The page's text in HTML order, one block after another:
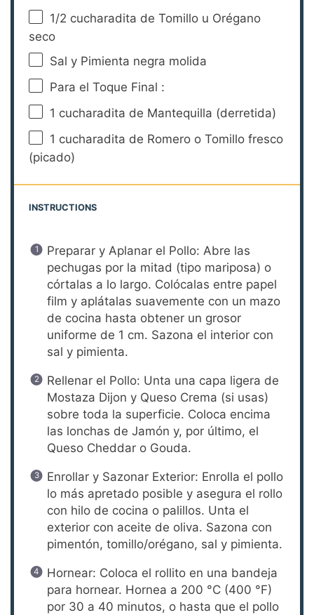
1/2 cucharadita de Tomillo u Orégano
seco
Sal y Pimienta negra molida
Para el Toque Final :
1 cucharadita de Mantequilla (derretida)
1 cucharadita de Romero o Tomillo fresco
(picado)
INSTRUCTIONS
Preparar y Aplanar el Pollo: Abre las
pechugas por la mitad (tipo mariposa) o
córtalas a lo largo. Colócalas entre papel
film y aplátalas suavemente con un mazo
de cocina hasta obtener un grosor
uniforme de 1 cm. Sazona el interior con
sal y pimienta.
Rellenar el Pollo: Unta una capa ligera de
Mostaza Dijon y Queso Crema (si usas)
sobre toda la superficie. Coloca encima
las lonchas de Jamón y, por último, el
Queso Cheddar o Gouda.
Enrollar y Sazonar Exterior: Enrolla el pollo
lo más apretado posible y asegura el rollo
con hilo de cocina o palillos. Unta el
exterior con aceite de oliva. Sazona con
pimentón, tomillo/orégano, sal y pimienta.
Hornear: Coloca el rollito en una bandeja
para hornear. Hornea a 200 °C (400 °F)
por 30 a 40 minutos, o hasta que el pollo